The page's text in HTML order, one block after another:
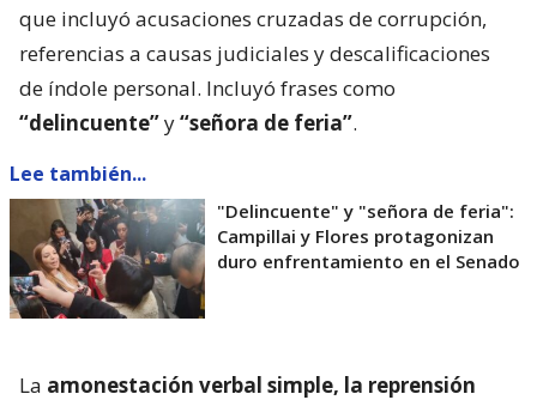
que incluyó acusaciones cruzadas de corrupción,
referencias a causas judiciales y descalificaciones
de índole personal. Incluyó frases como
“delincuente”y“señora de feria”.
Lee también...
"Delincuente" y "señora de feria":
Campillai y Flores protagonizan
duro enfrentamiento en el Senado
La amonestación verbal simple, la reprensión